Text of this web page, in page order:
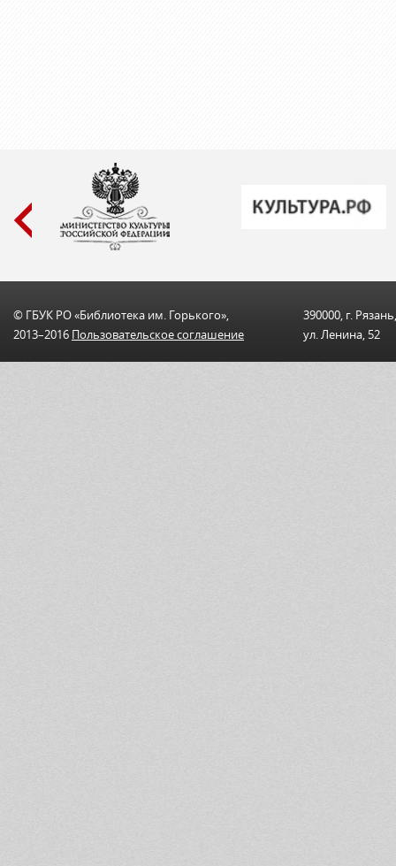
© ГБУК РО «Библиотека им. Горького»,
2013–2016 Пользовательскоe соглашениe
390000, г. Рязань,
ул. Ленина, 52